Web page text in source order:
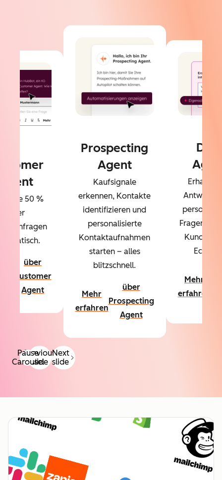
Previous
slide
Next
slide
Sie 50 %
Ihrer
über
Customer
Agent
Prospecting
Agent
Kaufsignale
erkennen, Kontakte
identifizieren und
personalisierte
Kontaktaufnahmen
starten – alles
blitzschnell.
Mehr
erfahren
über
Prospecting
Agent
Erhalten
Fragen
Mehr
erfahren
Pause
Carousel